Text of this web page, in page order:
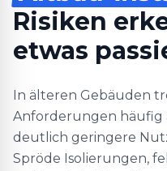
Risiken
etwas
In älteren Gebäuden
Anforderungen häufig
deutlich geringere
Spröde Isolierungen,